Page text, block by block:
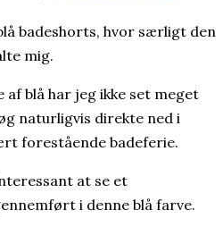
badeshorts, hvor særligt den
mig.
af blå har jeg ikke set meget
naturligvis direkte ned i
forestående badeferie.
at se et
i denne blå farve.